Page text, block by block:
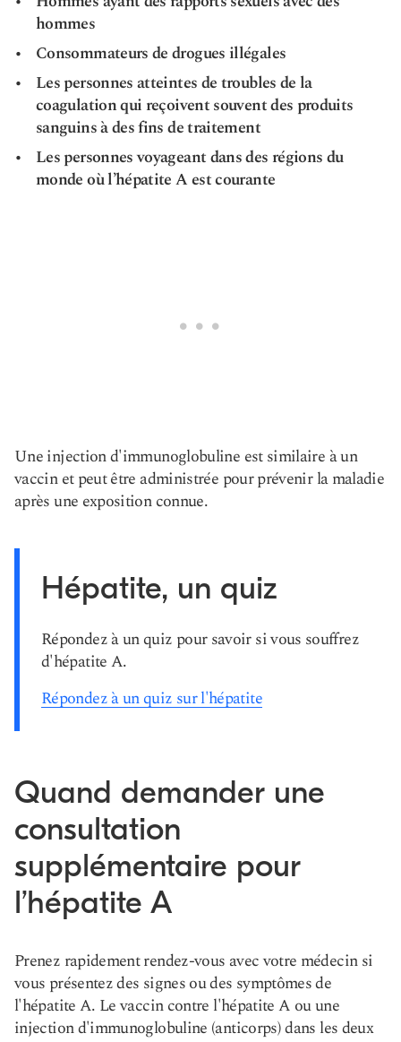
hommes
Consommateurs de drogues illégales
Les personnes atteintes de troubles de la
coagulation qui reçoivent souvent des produits
sanguins à des fins de traitement
Les personnes voyageant dans des régions du
monde où l’hépatite A est courante
Une injection d'immunoglobuline est similaire à un
vaccin et peut être administrée pour prévenir la maladie
après une exposition connue.
Hépatite, un quiz
Répondez à un quiz pour savoir si vous souffrez
d'hépatite A.
Répondez à un quiz sur l'hépatite
Quand demander une
consultation
supplémentaire pour
l’hépatite A
Prenez rapidement rendez-vous avec votre médecin si
vous présentez des signes ou des symptômes de
l'hépatite A. Le vaccin contre l'hépatite A ou une
injection d'immunoglobuline (anticorps) dans les deux